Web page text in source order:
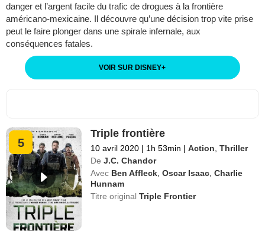
danger et l’argent facile du trafic de drogues à la frontière
américano-mexicaine. Il découvre qu’une décision trop vite prise
peut le faire plonger dans une spirale infernale, aux
conséquences fatales.
VOIR SUR DISNEY+
5
Triple frontière
10 avril 2020 | 1h 53min | Action ,Thriller
De J.C. Chandor
Avec Ben Affleck ,Oscar Isaac ,Charlie
Hunnam
Titre originalTriple Frontier